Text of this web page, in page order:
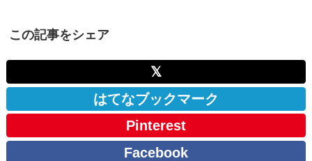
この記事をシェア
𝕏
はてなブックマーク
Pinterest
Facebook